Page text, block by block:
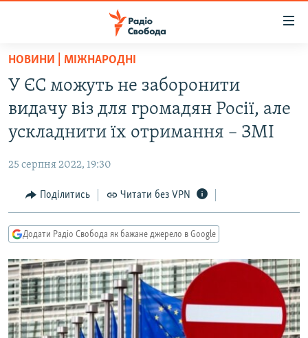
Перейти
основного
матеріалу
до
основної
навігації
Перейти
до
пошуку
ЕКОНОМІКА
СУСПІЛЬСТВО
УКРАЇНА
СВІТ
РОСІЙСЬКА «ФІЛЬТРАЦІЯ»
ДОНБАС.РЕАЛІЇ
ТИ ЯК?
СХЕМИ
КИТАЙ.ВИКЛИКИ
МУЛЬТИМЕДІА
НОВИНИ | МІЖНАРОДНІ
У ЄС можуть не заборонити
видачу віз для громадян Росії, але
ускладнити їх отримання – ЗМІ
25 серпня 2022, 19:30
Поділитись Читати без VPN
Додати Радіо Свобода як бажане джерело в Google